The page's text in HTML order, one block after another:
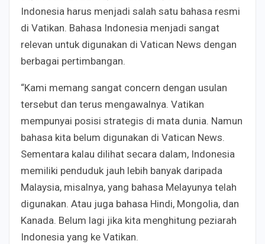
Indonesia harus menjadi salah satu bahasa resmi
di Vatikan. Bahasa Indonesia menjadi sangat
relevan untuk digunakan di Vatican News dengan
berbagai pertimbangan.
“Kami memang sangat concern dengan usulan
tersebut dan terus mengawalnya. Vatikan
mempunyai posisi strategis di mata dunia. Namun
bahasa kita belum digunakan di Vatican News.
Sementara kalau dilihat secara dalam, Indonesia
memiliki penduduk jauh lebih banyak daripada
Malaysia, misalnya, yang bahasa Melayunya telah
digunakan. Atau juga bahasa Hindi, Mongolia, dan
Kanada. Belum lagi jika kita menghitung peziarah
Indonesia yang ke Vatikan.